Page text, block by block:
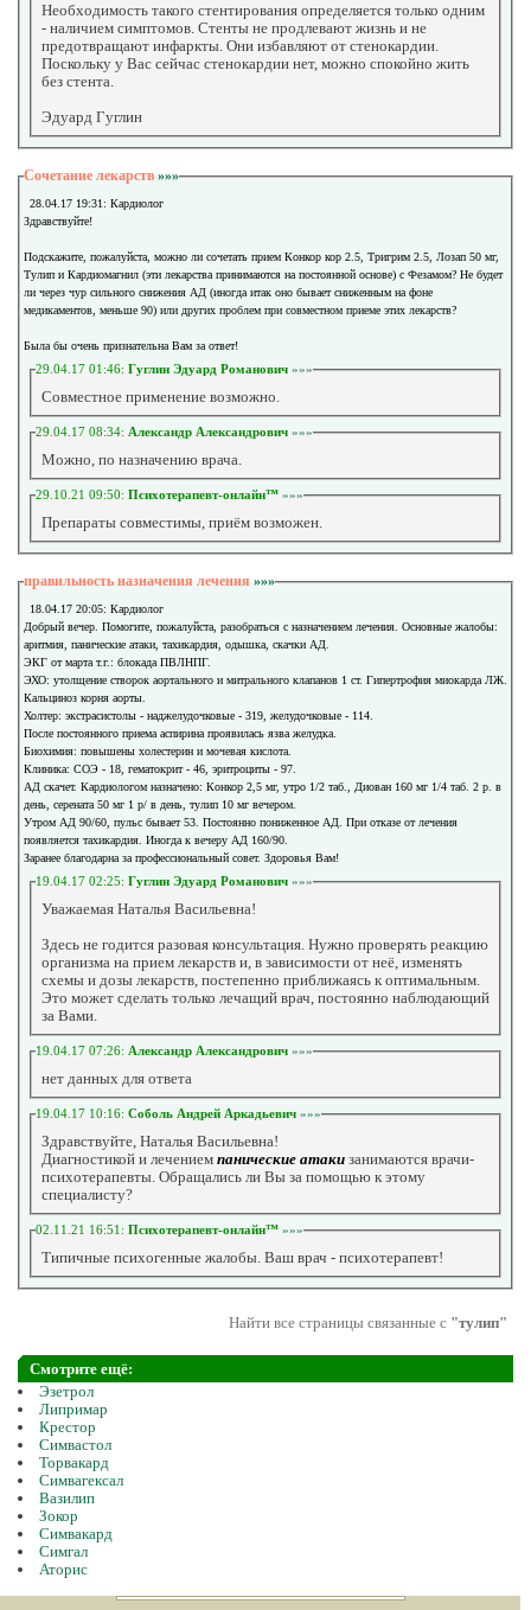
Необходимость такого стентирования определяется только одним
- наличием симптомов. Стенты не продлевают жизнь и не
предотвращают инфаркты. Они избавляют от стенокардии.
Поскольку у Вас сейчас стенокардии нет, можно спокойно жить
без стента.
Эдуард Гуглин
Сочетание лекарств »»»
28.04.17 19:31: Кардиолог
Здравствуйте!
Подскажите, пожалуйста, можно ли сочетать прием Конкор кор 2.5, Тригрим 2.5, Лозап 50 мг,
Тулип и Кардиомагнил (эти лекарства принимаются на постоянной основе) с Фезамом? Не будет
ли через чур сильного снижения АД (иногда итак оно бывает сниженным на фоне
медикаментов, меньше 90) или других проблем при совместном приеме этих лекарств?
Была бы очень признательна Вам за ответ!
29.04.17 01:46: Гуглин Эдуард Романович »»»
Совместное применение возможно.
29.04.17 08:34: Александр Александрович »»»
Можно, по назначению врача.
29.10.21 09:50: Психотерапевт-онлайн™ »»»
Препараты совместимы, приём возможен.
правильность назначения лечения »»»
18.04.17 20:05: Кардиолог
Добрый вечер. Помогите, пожалуйста, разобраться с назначением лечения. Основные жалобы:
аритмия, панические атаки, тахикардия, одышка, скачки АД.
ЭКГ от марта т.г.: блокада ПВЛНПГ.
ЭХО: утолщение створок аортального и митрального клапанов 1 ст. Гипертрофия миокарда ЛЖ.
Кальциноз корня аорты.
Холтер: экстрасистолы - наджелудочковые - 319, желудочковые - 114.
После постоянного приема аспирина проявилась язва желудка.
Биохимия: повышены холестерин и мочевая кислота.
Клиника: СОЭ - 18, гематокрит - 46, эритроциты - 97.
АД скачет. Кардиологом назначено: Конкор 2,5 мг, утро 1/2 таб., Диован 160 мг 1/4 таб. 2 р. в
день, серената 50 мг 1 р/ в день, тулип 10 мг вечером.
Утром АД 90/60, пульс бывает 53. Постоянно пониженное АД. При отказе от лечения
появляется тахикардия. Иногда к вечеру АД 160/90.
Заранее благодарна за профессиональный совет. Здоровья Вам!
19.04.17 02:25: Гуглин Эдуард Романович »»»
Уважаемая Наталья Васильевна!
Здесь не годится разовая консультация. Нужно проверять реакцию
организма на прием лекарств и, в зависимости от неё, изменять
схемы и дозы лекарств, постепенно приближаясь к оптимальным.
Это может сделать только лечащий врач, постоянно наблюдающий
за Вами.
19.04.17 07:26: Александр Александрович »»»
нет данных для ответа
19.04.17 10:16: Соболь Андрей Аркадьевич »»»
Здравствуйте, Наталья Васильевна!
Диагностикой и лечением панические атаки занимаются врачи-
психотерапевты. Обращались ли Вы за помощью к этому
специалисту?
02.11.21 16:51: Психотерапевт-онлайн™ »»»
Типичные психогенные жалобы. Ваш врач - психотерапевт!
Найти все страницы связанные с "тулип"
Смотрите ещё:
Эзетрол
Липримар
Крестор
Симвастол
Торвакард
Симвагексал
Вазилип
Зокор
Симвакард
Симгал
Аторис